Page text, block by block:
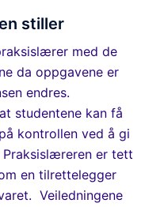
stiller
med de
da oppgavene er
endres.
studentene kan få
kontrollen ved å gi
Praksislæreren er tett
en tilrettelegger
Veiledningene